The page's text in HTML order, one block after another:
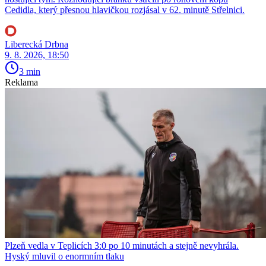
Cedidla, který přesnou hlavičkou rozjásal v 62. minutě Střelnici.
Liberecká Drbna
9. 8. 2026, 18:50
3 min
Reklama
Plzeň vedla v Teplicích 3:0 po 10 minutách a stejně nevyhrála.
Hyský mluvil o enormním tlaku